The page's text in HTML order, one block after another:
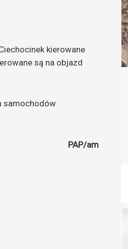
kierowane
są na objazd
samochodów
PAP/am